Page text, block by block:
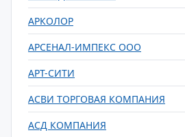
АРКОЛОР
АРСЕНАЛ-ИМПЕКС ООО
АРТ-СИТИ
АСВИ ТОРГОВАЯ КОМПАНИЯ
АСД КОМПАНИЯ